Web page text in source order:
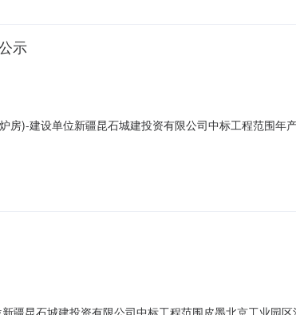
示
)-建设单位新疆昆石城建投资有限公司中标工程范围年
质量标准合格第二名单位名称石河子市天宏建筑安装有
疆昆石城建投资有限公司中标工程范围皮墨北京工业园